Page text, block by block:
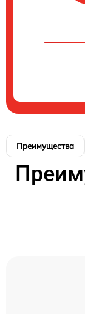
Преимущества